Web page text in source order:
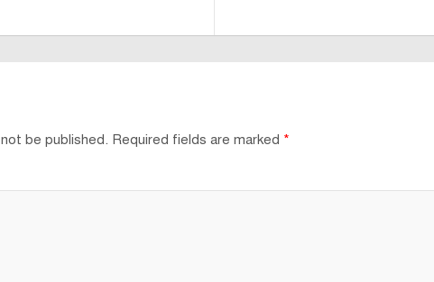
be published. Required fields are marked *